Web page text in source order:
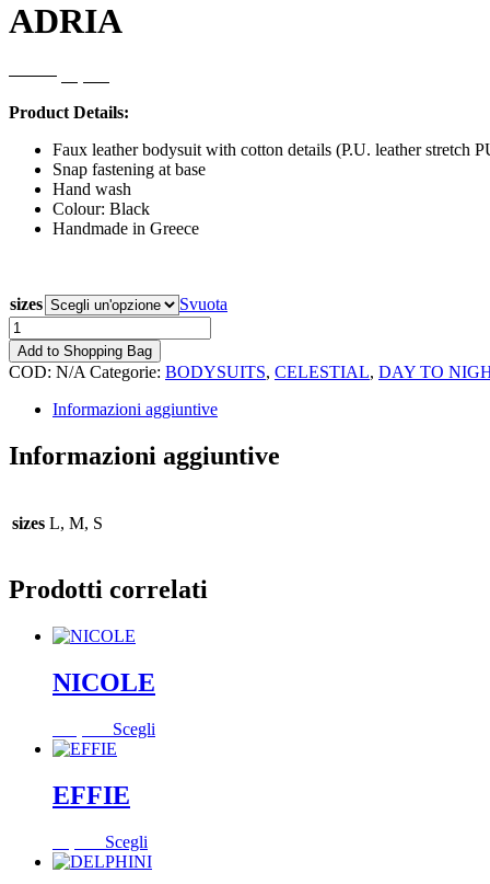
ADRIA
90,00€
originale
90,00€.
attuale
50,00€.
Product Details:
Faux leather bodysuit with cotton details (P.U. leather stretch
Snap fastening at base
Hand wash
Colour: Black
Handmade in Greece
sizes
Svuota
ADRIA
quantità
Add to Shopping Bag
COD: N/A Categorie: BODYSUITS, CELESTIAL, DAY TO
Informazioni aggiuntive
Informazioni aggiuntive
sizes L, M, S
Prodotti correlati
NICOLE
Scegli
EFFIE
Scegli
prodotto